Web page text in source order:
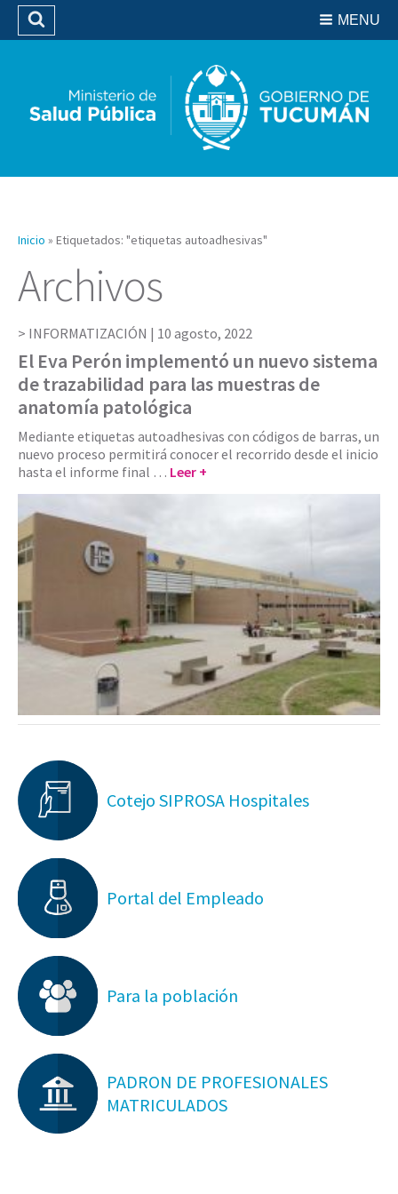
Biblioteca
MENU
Buscar
Inicio » Etiquetados: "etiquetas autoadhesivas"
Archivos
INFORMATIZACIÓN | 10 agosto, 2022
El Eva Perón implementó un nuevo sistema
de trazabilidad para las muestras de
anatomía patológica
Mediante etiquetas autoadhesivas con códigos de barras, un
nuevo proceso permitirá conocer el recorrido desde el inicio
hasta el informe final … Leer +
Cotejo SIPROSA Hospitales
Portal del Empleado
Para la población
PADRON DE PROFESIONALES
MATRICULADOS